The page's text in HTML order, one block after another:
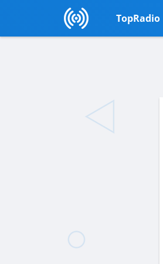
TopRadio